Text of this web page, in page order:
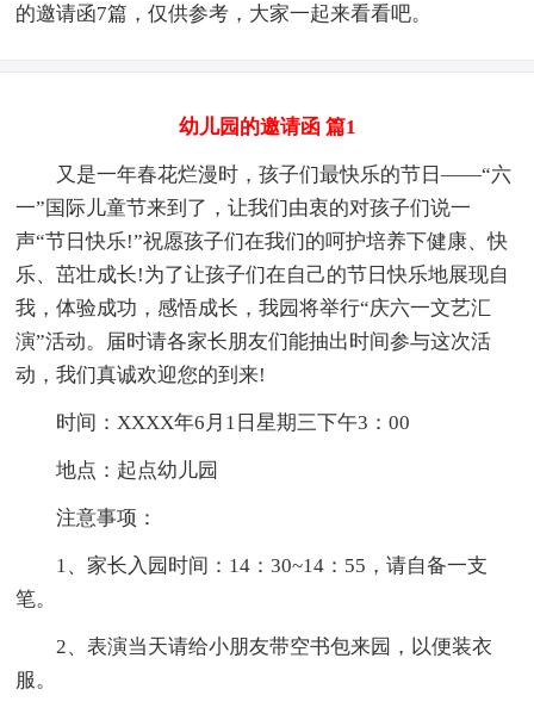
的邀请函7篇，仅供参考，大家一起来看看吧。
幼儿园的邀请函 篇1
又是一年春花烂漫时，孩子们最快乐的节日——“六
一”国际儿童节来到了，让我们由衷的对孩子们说一
声“节日快乐!”祝愿孩子们在我们的呵护培养下健康、快
乐、茁壮成长!为了让孩子们在自己的节日快乐地展现自
我，体验成功，感悟成长，我园将举行“庆六一文艺汇
演”活动。届时请各家长朋友们能抽出时间参与这次活
动，我们真诚欢迎您的到来!
时间：XXXX年6月1日星期三下午3：00
地点：起点幼儿园
注意事项：
1、家长入园时间：14：30~14：55，请自备一支
笔。
2、表演当天请给小朋友带空书包来园，以便装衣
服。